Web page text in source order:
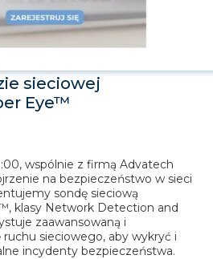
sieciowej
Eye™
wspólnie z firmą Advatech
na bezpieczeństwo w sieci
sondę sieciową
klasy Network Detection and
zaawansowaną i
sieciowego, aby wykryć i
incydenty bezpieczeństwa.